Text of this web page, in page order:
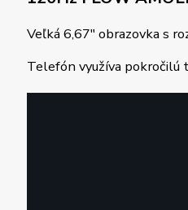
Veľká 6,67″ obrazovka s
Telefón využíva pokročilú